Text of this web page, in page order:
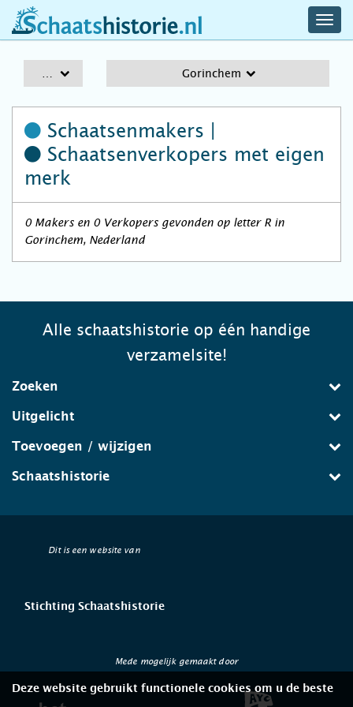
schaatshistorie.nl
Gorinchem
Schaatsenmakers |
Schaatsenverkopers met eigen
merk
0 Makers en 0 Verkopers gevonden op letter R in
Gorinchem, Nederland
Alle schaatshistorie op één handige
verzamelsite!
Zoeken
Uitgelicht
Toevoegen / wijzigen
Schaatshistorie
Dit is een website van
Stichting Schaatshistorie
Mede mogelijk gemaakt door
Deze website gebruikt functionele cookies om u de beste